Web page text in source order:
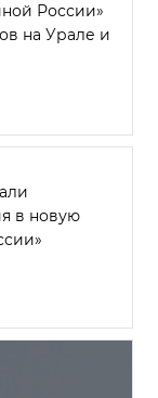
России»
на Урале и
в новую